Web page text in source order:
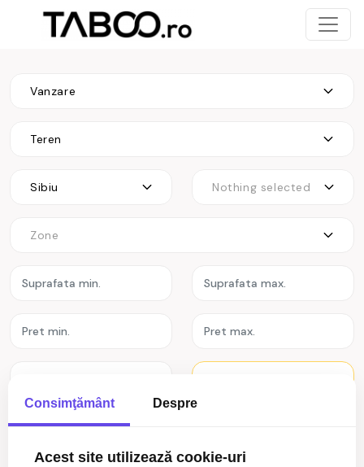
Vanzare
Teren
Sibiu Nothing selected
Zone
Consimţământ Despre
Acest site utilizează cookie-uri